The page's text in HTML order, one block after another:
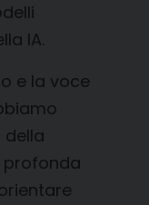
IA.
e la voce
profonda